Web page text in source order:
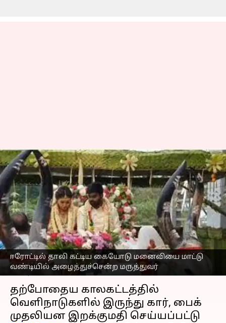
ஈரோட்டில் தாலி கட்டிய கையோடு மனைவியை மாட்டு
வண்டியில் அழைத்துச்சென்ற மருத்துவர்
ஈரோட்டில் தாலி கட்டிய
கையோடு மனைவியை
மாட்டு வண்டியில்
அழைத்துச்சென்ற
மருத்துவர்
எழுதியவர் Nivetha P Mar 28, 2023 01:19 pm
செய்தி முன்னோட்டம்
தற்போதைய காலகட்டத்தில்
வெளிநாடுகளில் இருந்து கார், பைக்
முதலியன இறக்குமதி செய்யப்பட்டு